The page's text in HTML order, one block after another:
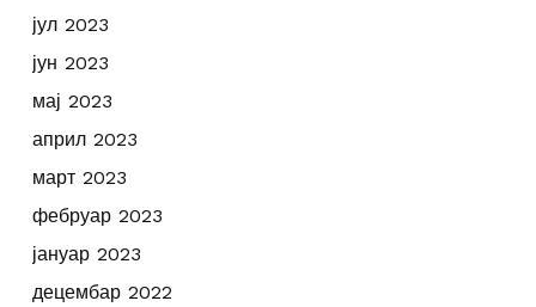
јул 2023
јун 2023
мај 2023
април 2023
март 2023
фебруар 2023
јануар 2023
децембар 2022